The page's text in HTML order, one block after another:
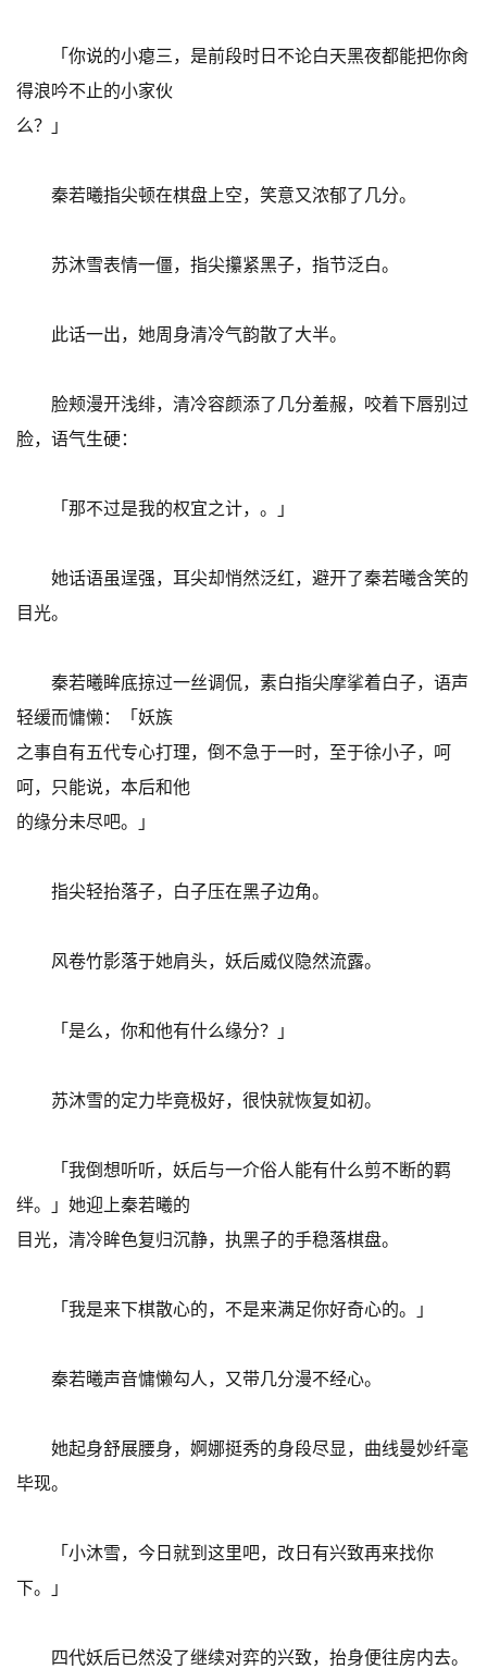
「你说的小瘪三，是前段时日不论白天黑夜都能把你肏
得浪吟不止的小家伙
么？」
秦若曦指尖顿在棋盘上空，笑意又浓郁了几分。
苏沐雪表情一僵，指尖攥紧黑子，指节泛白。
此话一出，她周身清冷气韵散了大半。
脸颊漫开浅绯，清冷容颜添了几分羞赧，咬着下唇别过
脸，语气生硬：
「那不过是我的权宜之计，。」
她话语虽逞强，耳尖却悄然泛红，避开了秦若曦含笑的
目光。
秦若曦眸底掠过一丝调侃，素白指尖摩挲着白子，语声
轻缓而慵懒：「妖族
之事自有五代专心打理，倒不急于一时，至于徐小子，呵
呵，只能说，本后和他
的缘分未尽吧。」
指尖轻抬落子，白子压在黑子边角。
风卷竹影落于她肩头，妖后威仪隐然流露。
「是么，你和他有什么缘分？」
苏沐雪的定力毕竟极好，很快就恢复如初。
「我倒想听听，妖后与一介俗人能有什么剪不断的羁
绊。」她迎上秦若曦的
目光，清冷眸色复归沉静，执黑子的手稳落棋盘。
「我是来下棋散心的，不是来满足你好奇心的。」
秦若曦声音慵懒勾人，又带几分漫不经心。
她起身舒展腰身，婀娜挺秀的身段尽显，曲线曼妙纤毫
毕现。
「小沐雪，今日就到这里吧，改日有兴致再来找你
下。」
四代妖后已然没了继续对弈的兴致，抬身便往房内去。